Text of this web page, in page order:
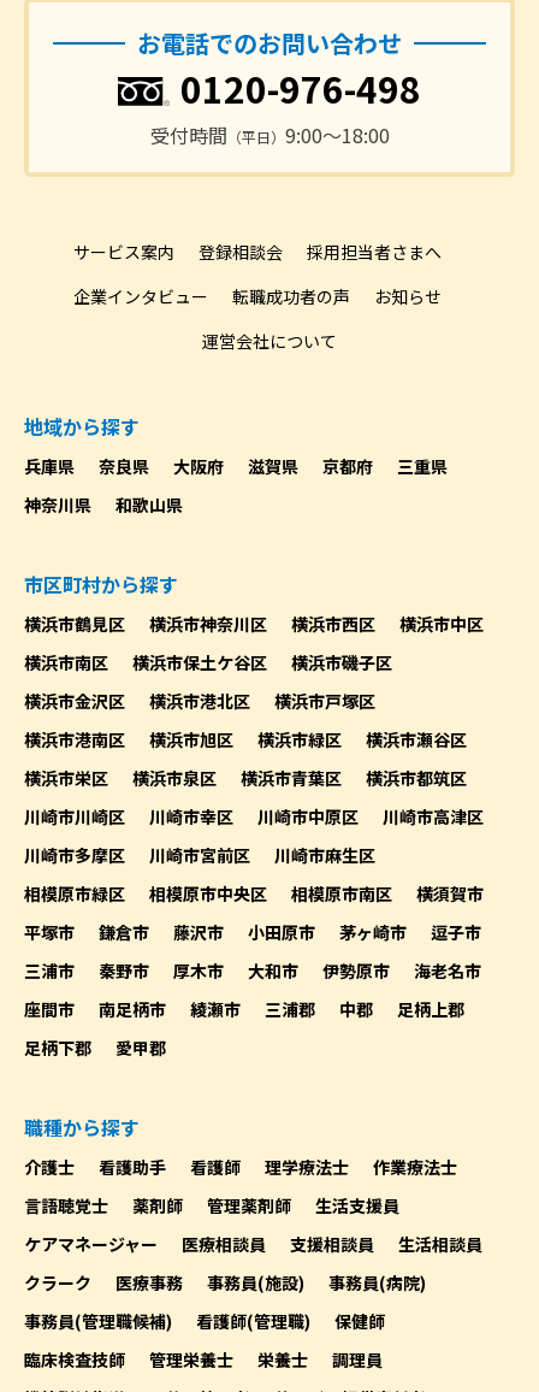
お電話でのお問い合わせ
0120-976-498
受付時間 （平日） 9:00〜18:00
サービス案内 登録相談会
採用担当者さまへ
企業インタビュー
転職成功者の声
お知らせ
運営会社について
地域から探す
兵庫県 奈良県 大阪府 滋賀県 京都府
三重県
神奈川県
和歌山県
市区町村から探す
横浜市鶴見区 横浜市神奈川区 横浜市西区
横浜市中区
横浜市南区
横浜市保土ケ谷区
横浜市磯子区
横浜市金沢区
横浜市港北区
横浜市戸塚区
横浜市港南区
横浜市旭区 横浜市緑区
横浜市瀬谷区
横浜市栄区
横浜市泉区 横浜市青葉区
横浜市都筑区
川崎市川崎区
川崎市幸区 川崎市中原区
川崎市高津区
川崎市多摩区
川崎市宮前区
川崎市麻生区
相模原市緑区
相模原市中央区 相模原市南区
横須賀市
平塚市
鎌倉市 藤沢市 小田原市 茅ヶ崎市
逗子市
三浦市
秦野市 厚木市 大和市 伊勢原市
海老名市
座間市
南足柄市 綾瀬市 三浦郡 中郡
足柄上郡
足柄下郡
愛甲郡
職種から探す
介護士 看護助手 看護師 理学療法士
作業療法士
言語聴覚士
薬剤師 管理薬剤師
生活支援員
ケアマネージャー
医療相談員 支援相談員
生活相談員
クラーク
医療事務 事務員(施設)
事務員(病院)
事務員(管理職候補)
看護師(管理職)
保健師
臨床検査技師
管理栄養士 栄養士
調理員